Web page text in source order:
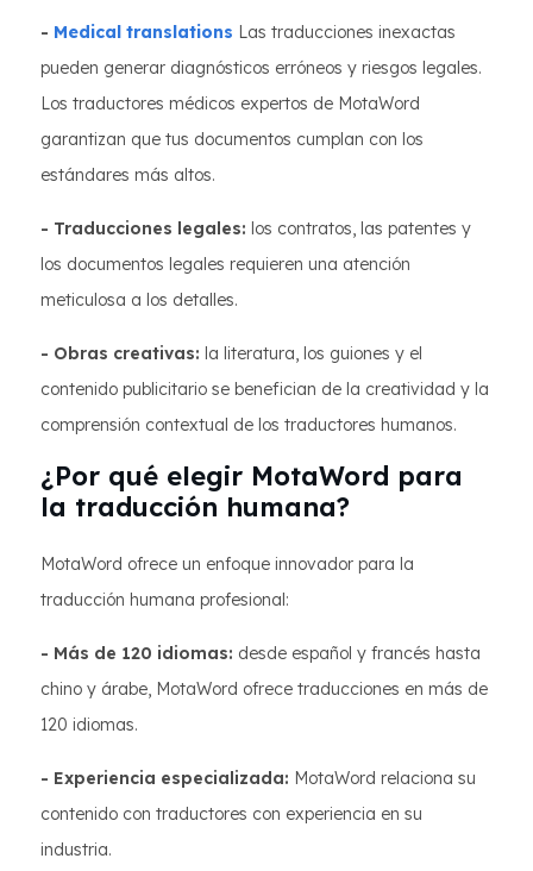
- Medical translations Las traducciones inexactas
pueden generar diagnósticos erróneos y riesgos legales.
Los traductores médicos expertos de MotaWord
garantizan que tus documentos cumplan con los
estándares más altos.
- Traducciones legales: los contratos, las patentes y
los documentos legales requieren una atención
meticulosa a los detalles.
- Obras creativas: la literatura, los guiones y el
contenido publicitario se benefician de la creatividad y la
comprensión contextual de los traductores humanos.
¿Por qué elegir MotaWord para
la traducción humana?
MotaWord ofrece un enfoque innovador para la
traducción humana profesional:
- Más de 120 idiomas: desde español y francés hasta
chino y árabe, MotaWord ofrece traducciones en más de
120 idiomas.
- Experiencia especializada: MotaWord relaciona su
contenido con traductores con experiencia en su
industria.